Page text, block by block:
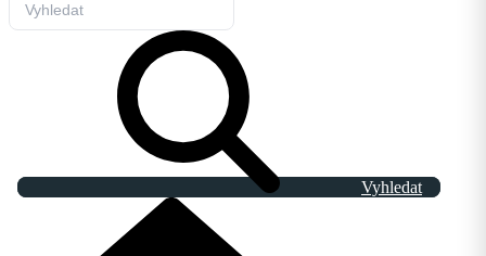
Vyhledat